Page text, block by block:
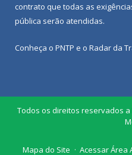
contrato que todas as
pública serão atendidas.
Conheça o PNTP e o Radar da
Todos os direitos reservados
Mapa do Site
Acessar Área